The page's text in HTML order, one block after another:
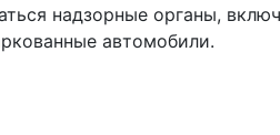
надзорные органы,
автомобили.